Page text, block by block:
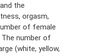
the
orgasm,
of female
number of
(white, yellow,